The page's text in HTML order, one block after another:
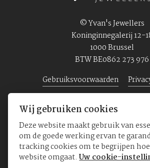
© Yvan's Jewellers
Koninginnegalerij 12-
1000 Brussel
BTW BE0862 273 976
Gebruiksvoorwaarden
Home Juwelen Horloges
Wij gebruiken cookies
Deze website maakt gebruik van
om de goede werking ervan te
tracking cookies om te begrijpen
website omgaat.Uw cookie-